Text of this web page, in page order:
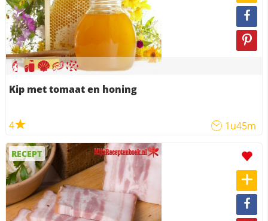
Kip met tomaat en honing
4 1u45m
RECEPT